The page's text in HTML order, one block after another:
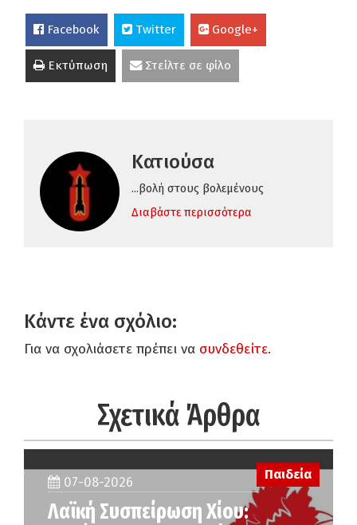
Facebook Twitter Google+
Εκτύπωση Στείλτε σε φίλο
Κατιούσα
...βολή στους βολεμένους
Διαβάστε περισσότερα
Κάντε ένα σχόλιο:
Για να σχολιάσετε πρέπει να συνδεθείτε.
Σχετικά Άρθρα
Παιδεία
07-08-2026
Λαϊκή Συσπείρωση Χίου: